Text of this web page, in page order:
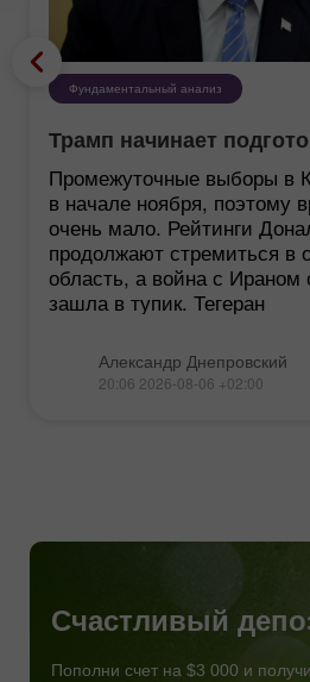
Фундаментальный анализ
Трамп начинает
Промежуточные выборы в
в начале ноября, поэтому
очень мало. Рейтинги
продолжают стремиться в
область, а война с Ираном
зашла в тупик. Тегеран
Александр Днепровский
20:06 2026-08-06 +02:00
Счастливый
Пополни счет на $3 000 и